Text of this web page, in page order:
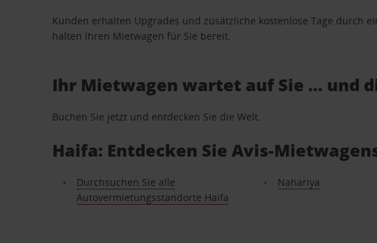
Kunden erhalten Upgrades und zusätzliche kostenlose Tage durch
halten Ihren Mietwagen für Sie bereit.
Ihr Mietwagen wartet auf Sie … und
Buchen Sie jetzt und entdecken Sie die Welt.
Haifa: Entdecken Sie Avis-
Durchsuchen Sie alle
Autovermietungsstandorte Haifa
Nahariya